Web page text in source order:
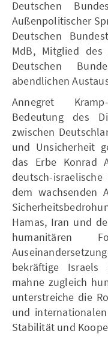
Deutschen
Außenpolitischer
Deutschen
MdB, Mitglied des
Deutschen
abendlichen
Annegret
Bedeutung des
zwischen
und Unsicherheit
das Erbe Konrad
deutsch-
dem wachsenden
Hamas, Iran und
humanitären
bekräftige Israels
mahne zugleich
unterstreiche die
und
Stabilität und